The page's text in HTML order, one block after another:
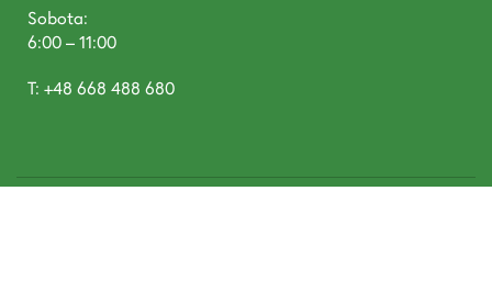
Sobota:
6:00 – 11:00
T: +48 668 488 680